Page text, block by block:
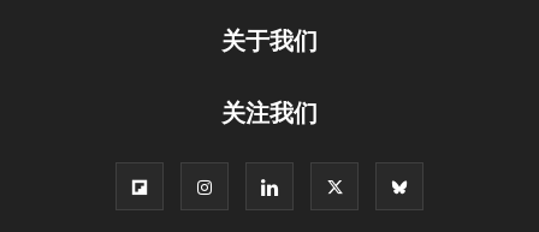
关于我们
关注我们